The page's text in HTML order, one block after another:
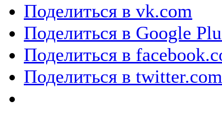
Поделиться в vk.com
Поделиться в Google
Поделиться в
Поделиться в twitter.com